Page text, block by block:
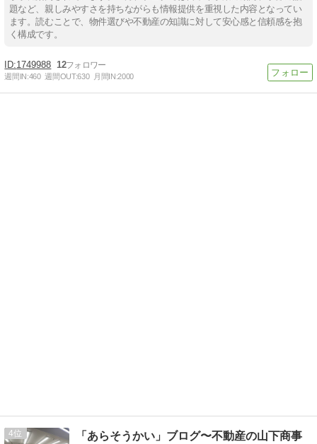
題など、親しみやすさを持ちながらも情報提供を重視した内容となってい
ます。読むことで、物件選びや不動産の知識に対して安心感と信頼感を抱
く構成です。
1749988 12
週間IN:460 週間OUT:630 月間IN:2000
4 「あらそうかい」ブログ〜不動産の山下商事